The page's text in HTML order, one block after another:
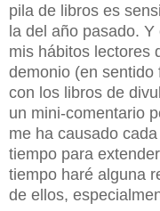
pila de libros es
la del año pasado.
mis hábitos lectores
demonio (en
con los libros de
un mini-comentario
me ha causado
tiempo para
tiempo haré alguna
de ellos,